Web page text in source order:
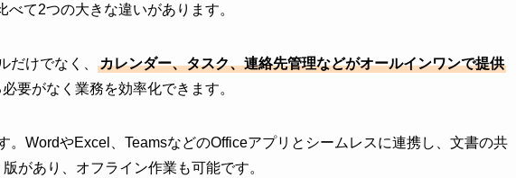
て2つの大きな違いがあります。
だけでなく、
カレンダー、タスク、連絡先管理などがオールインワンで提供
要がなく業務を効率化できます。
。WordやExcel、TeamsなどのOfficeアプリとシームレスに連携し、文書の共
があり、オフライン作業も可能です。